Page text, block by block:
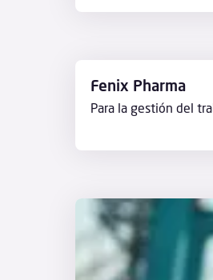
Fenix Pharma
Para la gestión del